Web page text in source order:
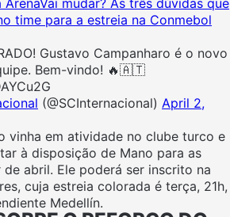
ArenaVai mudar? As três dúvidas que
time para a estreia na Conmebol
Gustavo Campanharo é o novo
Bem-vindo! 🔥🇦🇹
(@SCInternacional) April 2,
vinha em atividade no clube turco e
à disposição de Mano para as
abril. Ele poderá ser inscrito na
cuja estreia colorada é terça, 21h,
Medellín.